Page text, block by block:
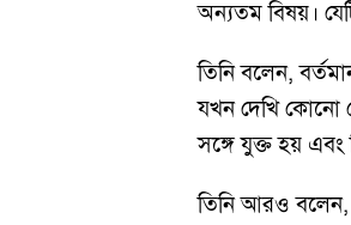
অন্যতম বিষয়।
তিনি বলেন,
যখন দেখি কোনো
সঙ্গে যুক্ত হয় এবং
তিনি আরও বলেন,